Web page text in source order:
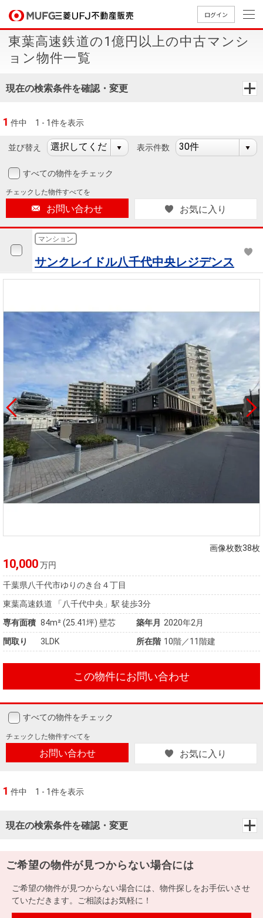
ログイン
買いたいTOP
中古
マン
ショ
ンを
探す
築・
中古
建て
を探
資
用
物
件
を
探
す
探す
購入向け
サービス
住宅ロー
ンシミュ
レーショ
ン
ラス（お
ラム）
税金の本
（電子ブ
ック）
売りたいTOP
無
料
査
定
却
相
取り
金額
試算
売却向け
サービス
周辺相場
検索
住まい1プ
ラス（お
役立ちコ
ラム）
住まいと
暮らしの
税金の本
売却ガイ
ド
店舗案内TOP
店舗のご
案内（首
都圏）
古屋）
案内（関
西）
会社情報TOP
ごあいさ
つ
Way
経営ビジ
ョン
沿革
本社地
ニュース
会社案内
（電子ブ
ック版）
採用情報TOP
新卒採用
情報
買いたい
売りたい
店舗案内
会社情報
採用情報
法人のお客さま
提携企業にお勤めの方
閉じる
東葉高速鉄道の1億円以上の中古マンシ
ョン物件一覧
現在の検索条件を確認・変更
1 件中 1 - 1件を表示
並び替え 表示件数
すべての物件をチェック
チェックした物件すべてを
お問い合わせ お気に入り
マンション
サンクレイドル八千代中央レジデンス
画像枚数38枚
10,000万円
千葉県八千代市ゆりのき台４丁目
東葉高速鉄道 「八千代中央」駅 徒歩3分
専有面積 84m²(25.41坪) 壁芯 築年月 2020年2月
間取り
3LDK 所在階 10階／11階建
この物件にお問い合わせ
すべての物件をチェック
チェックした物件すべてを
お問い合わせ お気に入り
1 件中 1 - 1件を表示
現在の検索条件を確認・変更
ご希望の物件が見つからない場合には
ご希望の物件が見つからない場合には、物件探しをお手伝いさせ
ていただきます。ご相談はお気軽に！